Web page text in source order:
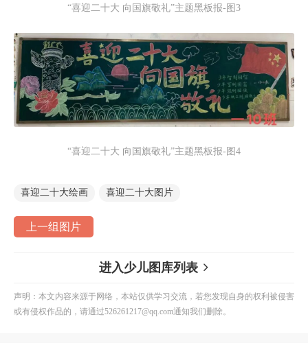
“喜迎二十大 向国旗敬礼”主题黑板报-图3
“喜迎二十大 向国旗敬礼”主题黑板报-图4
喜迎二十大绘画 喜迎二十大图片
上一组图片
进入少儿图库列表
声明：本文内容来源于网络，本站仅供学习交流，若您发现自身的权利被侵害
或有侵权作品的，请通过526261217@qq.com通知我们删除。